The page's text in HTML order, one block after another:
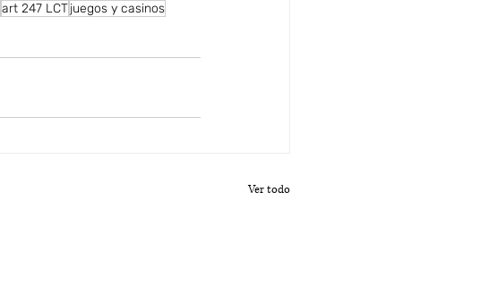
art 247 LCTjuegos y casinos
Ver todo